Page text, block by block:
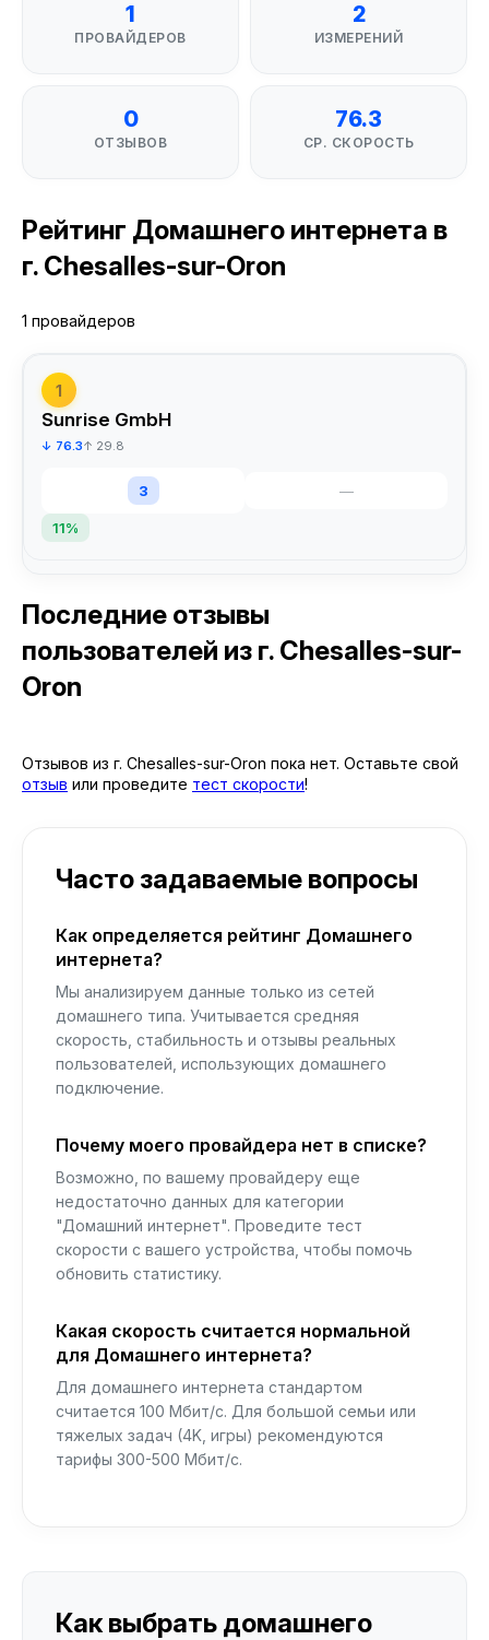
1
ПРОВАЙДЕРОВ
2
ИЗМЕРЕНИЙ
0
ОТЗЫВОВ
76.3
СР. СКОРОСТЬ
Рейтинг Домашнего интернета в
г. Chesalles-sur-Oron
1 провайдеров
1
Sunrise GmbH
↓ 76.3↑ 29.8
3 —
11%
Последние отзывы
пользователей из г. Chesalles-sur-
Oron
Отзывов из г. Chesalles-sur-Oron пока нет. Оставьте свой
отзыв или проведите тест скорости!
Часто задаваемые вопросы
Как определяется рейтинг Домашнего
интернета?
Мы анализируем данные только из сетей
домашнего типа. Учитывается средняя
скорость, стабильность и отзывы реальных
пользователей, использующих домашнего
подключение.
Почему моего провайдера нет в списке?
Возможно, по вашему провайдеру еще
недостаточно данных для категории
"Домашний интернет". Проведите тест
скорости с вашего устройства, чтобы помочь
обновить статистику.
Какая скорость считается нормальной
для Домашнего интернета?
Для домашнего интернета стандартом
считается 100 Мбит/с. Для большой семьи или
тяжелых задач (4K, игры) рекомендуются
тарифы 300-500 Мбит/с.
Как выбрать домашнего